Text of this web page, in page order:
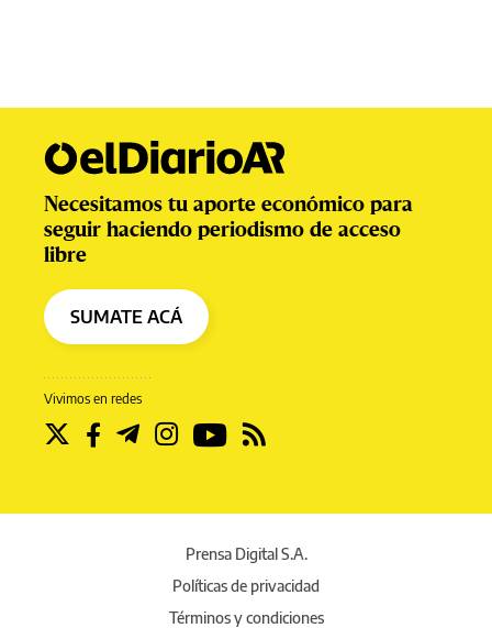
Vivimos en redes
Necesitamos tu aporte económico para
seguir haciendo periodismo de acceso
libre
SUMATE ACÁ
Prensa Digital S.A.
Políticas de privacidad
Términos y condiciones